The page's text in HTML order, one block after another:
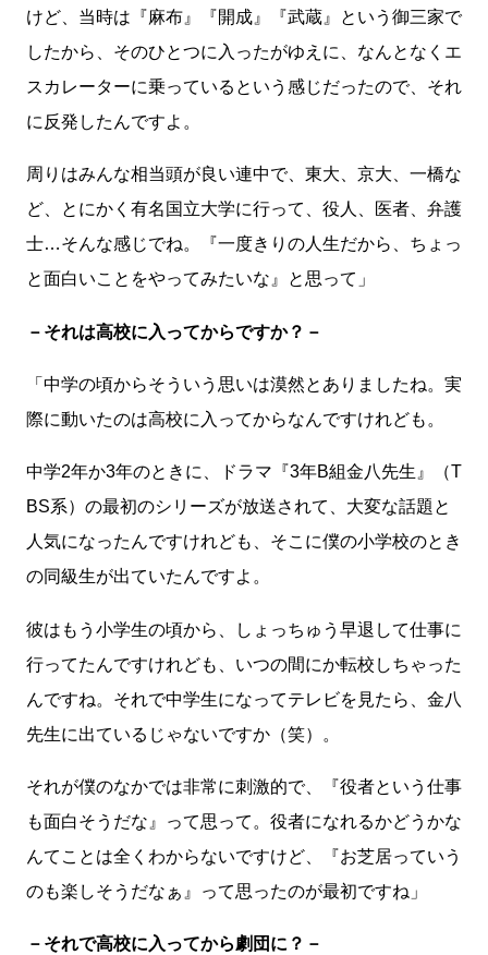
けど、当時は『麻布』『開成』『武蔵』という御三家で
したから、そのひとつに入ったがゆえに、なんとなくエ
スカレーターに乗っているという感じだったので、それ
に反発したんですよ。
周りはみんな相当頭が良い連中で、東大、京大、一橋な
ど、とにかく有名国立大学に行って、役人、医者、弁護
士…そんな感じでね。『一度きりの人生だから、ちょっ
と面白いことをやってみたいな』と思って」
－それは高校に入ってからですか？－
「中学の頃からそういう思いは漠然とありましたね。実
際に動いたのは高校に入ってからなんですけれども。
中学2年か3年のときに、ドラマ『3年B組金八先生』（T
BS系）の最初のシリーズが放送されて、大変な話題と
人気になったんですけれども、そこに僕の小学校のとき
の同級生が出ていたんですよ。
彼はもう小学生の頃から、しょっちゅう早退して仕事に
行ってたんですけれども、いつの間にか転校しちゃった
んですね。それで中学生になってテレビを見たら、金八
先生に出ているじゃないですか（笑）。
それが僕のなかでは非常に刺激的で、『役者という仕事
も面白そうだな』って思って。役者になれるかどうかな
んてことは全くわからないですけど、『お芝居っていう
のも楽しそうだなぁ』って思ったのが最初ですね」
－それで高校に入ってから劇団に？－